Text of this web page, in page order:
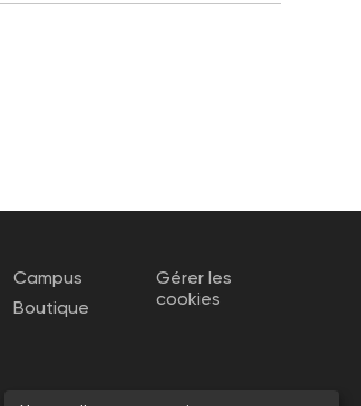
Campus
Boutique
Gérer les
cookies